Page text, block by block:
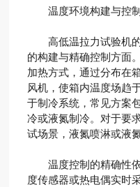
温度环境构建与控制
高低温拉力试验机的
的构建与精确控制方面
加热方式，通过分布在
风机，使箱内温度场趋
于制冷系统，常见方案
冷或液氮制冷。对于要
试场景，液氮喷淋或液
温度控制的精确性依
度传感器或热电偶实时